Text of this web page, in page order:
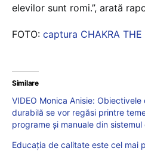
elevilor sunt romi.”, arată
FOTO: captura CHAKRA THE
Similare
VIDEO Monica Anisie:
durabilă se vor regăsi printre
programe şi manuale din
Educația de calitate este cel mai